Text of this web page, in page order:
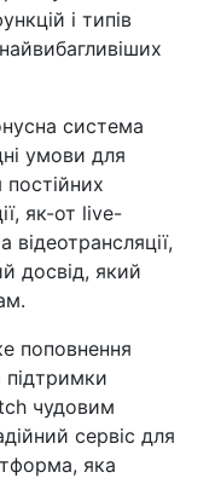
і типів
система
умови для
постійних
як-от live-
досвід, який
поповнення
чудовим
сервіс для
яка